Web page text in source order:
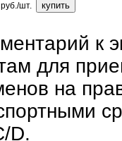
руб./шт.